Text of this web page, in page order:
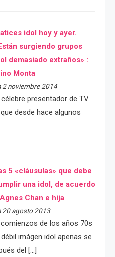
idol hoy y ayer.
surgiendo grupos
demasiado extraños» :
Monta
2 noviembre 2014
célebre presentador de TV
desde hace algunos
5 «cláusulas» que debe
una idol, de acuerdo
Chan e hija
20 agosto 2013
de los años 70s
débil imágen idol apenas se
del […]